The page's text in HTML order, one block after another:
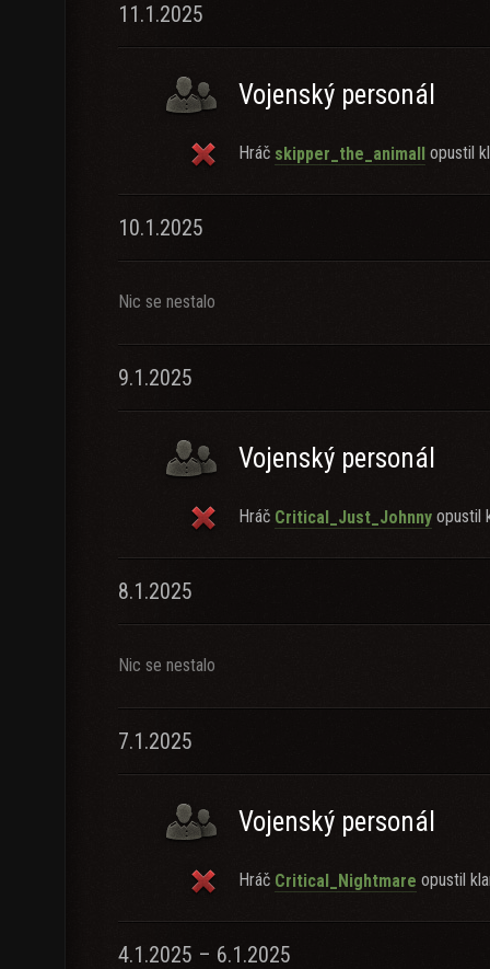
11.1.2025
Vojenský personál
Hráč skipper_the_animall opustil
10.1.2025
Nic se nestalo
9.1.2025
Vojenský personál
Hráč Critical_Just_Johnny opustil
8.1.2025
Nic se nestalo
7.1.2025
Vojenský personál
Hráč Critical_Nightmare opustil
4.1.2025 – 6.1.2025